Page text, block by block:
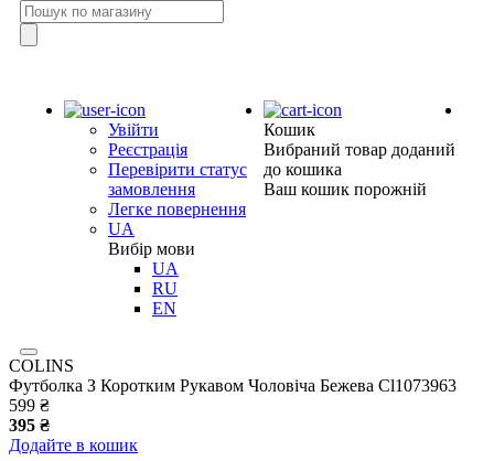
Увійти
Реєстрація
Перевірити статус
замовлення
Легке повернення
UA
Вибір мови
UA
RU
EN
Кошик
Вибраний товар доданий
до кошика
Ваш кошик порожній
COLINS
Футболка З Коротким Рукавом Чоловіча Бежева Cl1073963
599 ₴
395 ₴
Додайте в кошик